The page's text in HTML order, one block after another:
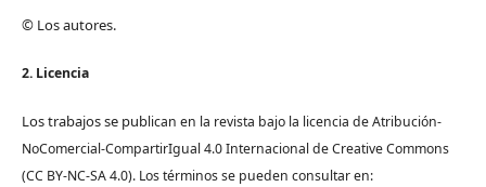
© Los autores.
2. Licencia
Los trabajos se publican en la revista bajo la licencia de Atribución-
NoComercial-CompartirIgual 4.0 Internacional de Creative Commons
(CC BY-NC-SA 4.0). Los términos se pueden consultar en: